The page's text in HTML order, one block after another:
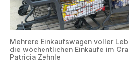
Mehrere Einkaufswagen voller
die wöchentlichen Einkäufe im
Patricia Zehnle